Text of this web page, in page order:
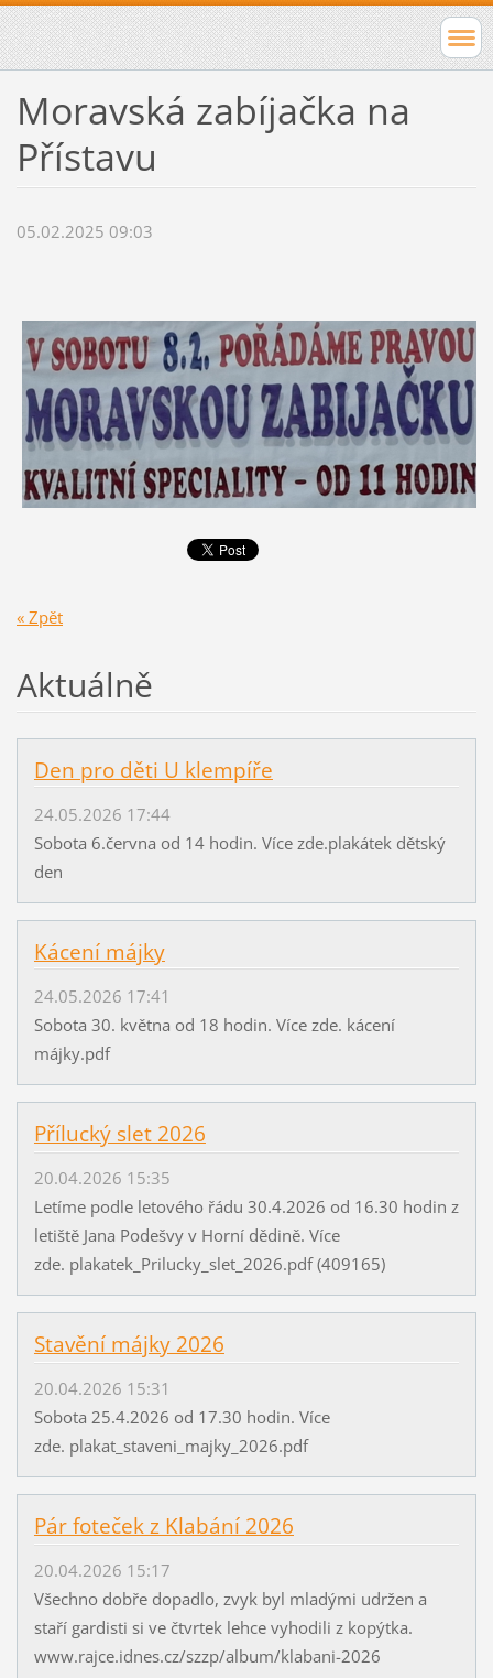
Moravská zabíjačka na
Přístavu
05.02.2025 09:03
« Zpět
Aktuálně
Den pro děti U klempíře
24.05.2026 17:44
Sobota 6.června od 14 hodin. Více zde.plakátek dětský
den
Kácení májky
24.05.2026 17:41
Sobota 30. května od 18 hodin. Více zde. kácení
májky.pdf
Přílucký slet 2026
20.04.2026 15:35
Letíme podle letového řádu 30.4.2026 od 16.30 hodin z
letiště Jana Podešvy v Horní dědině. Více
zde. plakatek_Prilucky_slet_2026.pdf (409165)
Stavění májky 2026
20.04.2026 15:31
Sobota 25.4.2026 od 17.30 hodin. Více
zde. plakat_staveni_majky_2026.pdf
Pár foteček z Klabání 2026
20.04.2026 15:17
Všechno dobře dopadlo, zvyk byl mladými udržen a
staří gardisti si ve čtvrtek lehce vyhodili z kopýtka.
www.rajce.idnes.cz/szzp/album/klabani-2026